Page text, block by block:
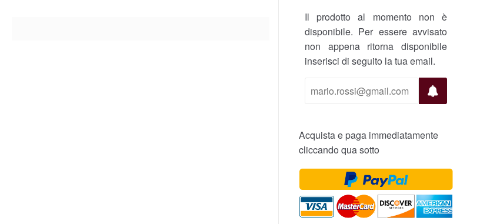
Il prodotto al momento non è
disponibile. Per essere avvisato
non appena ritorna disponibile
inserisci di seguito la tua email.
Acquista e paga immediatamente
cliccando qua sotto